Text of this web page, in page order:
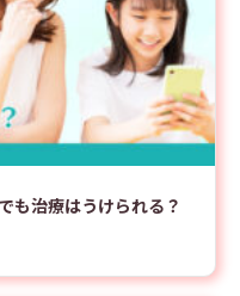
も治療はうけられる？